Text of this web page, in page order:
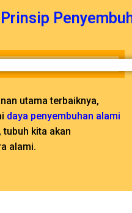
Prinsip
utama terbaiknya,
daya penyembuhan alami
kita akan
alami.